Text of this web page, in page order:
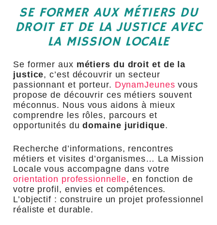
SE FORMER AUX MÉTIERS DU
DROIT ET DE LA JUSTICE AVEC
LA MISSION LOCALE
Se former aux métiers du droit et de la
justice, c’est découvrir un secteur
passionnant et porteur. DynamJeunes vous
propose de découvrir ces métiers souvent
méconnus. Nous vous aidons à mieux
comprendre les rôles, parcours et
opportunités dudomaine juridique.
Recherche d’informations, rencontres
métiers et visites d’organismes… La Mission
Locale vous accompagne dans votre
orientation professionnelle, en fonction de
votre profil, envies et compétences.
L’objectif : construire un projet professionnel
réaliste et durable.